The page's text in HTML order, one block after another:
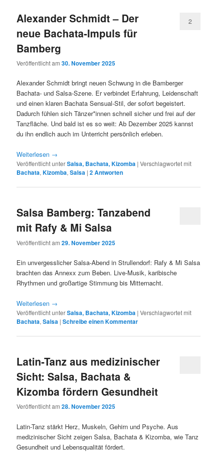
Alexander Schmidt – Der
neue Bachata-Impuls für
Bamberg
Veröffentlicht am30. November 2025
2
Alexander Schmidt bringt neuen Schwung in die Bamberger
Bachata- und Salsa-Szene. Er verbindet Erfahrung, Leidenschaft
und einen klaren Bachata Sensual-Stil, der sofort begeistert.
Dadurch fühlen sich Tänzer*innen schnell sicher und frei auf der
Tanzfläche. Und bald ist es so weit: Ab Dezember 2025 kannst
du ihn endlich auch im Unterricht persönlich erleben.
Weiterlesen →
Veröffentlicht unterSalsa, Bachata, Kizomba |Verschlagwortet mit
Bachata,Kizomba,Salsa |2Antworten
Salsa Bamberg: Tanzabend
mit Rafy & Mi Salsa
Veröffentlicht am29. November 2025
Ein unvergesslicher Salsa-Abend in Strullendorf: Rafy & Mi Salsa
brachten das Annexx zum Beben. Live-Musik, karibische
Rhythmen und großartige Stimmung bis Mitternacht.
Weiterlesen →
Veröffentlicht unterSalsa, Bachata, Kizomba |Verschlagwortet mit
Bachata,Salsa |Schreibe einen Kommentar
Latin-Tanz aus medizinischer
Sicht: Salsa, Bachata &
Kizomba fördern Gesundheit
Veröffentlicht am28. November 2025
Latin-Tanz stärkt Herz, Muskeln, Gehirn und Psyche. Aus
medizinischer Sicht zeigen Salsa, Bachata & Kizomba, wie Tanz
Gesundheit und Lebensqualität fördert.